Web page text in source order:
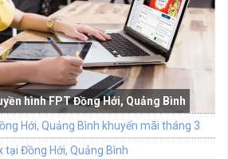
hình FPT Đồng Hới, Quảng Bình
Hới, Quảng Bình khuyến mãi tháng 3
tại Đồng Hới, Quảng Bình